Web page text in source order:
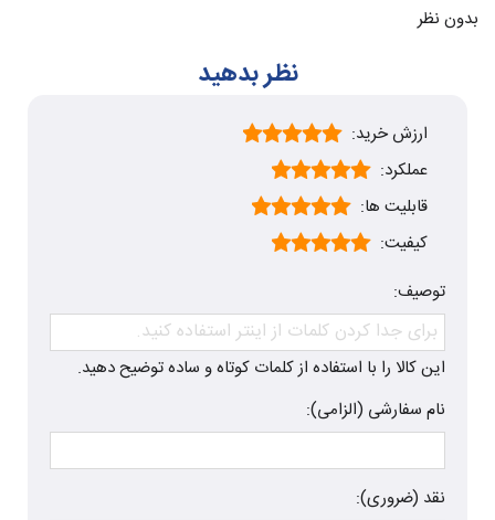
بدون نظر
نظر بدهید
ارزش خرید:
عملکرد:
قابلیت ها:
کیفیت:
توصیف:
این کالا را با استفاده از کلمات کوتاه و ساده توضیح دهید.
نام سفارشی (الزامی):
نقد (ضروری):